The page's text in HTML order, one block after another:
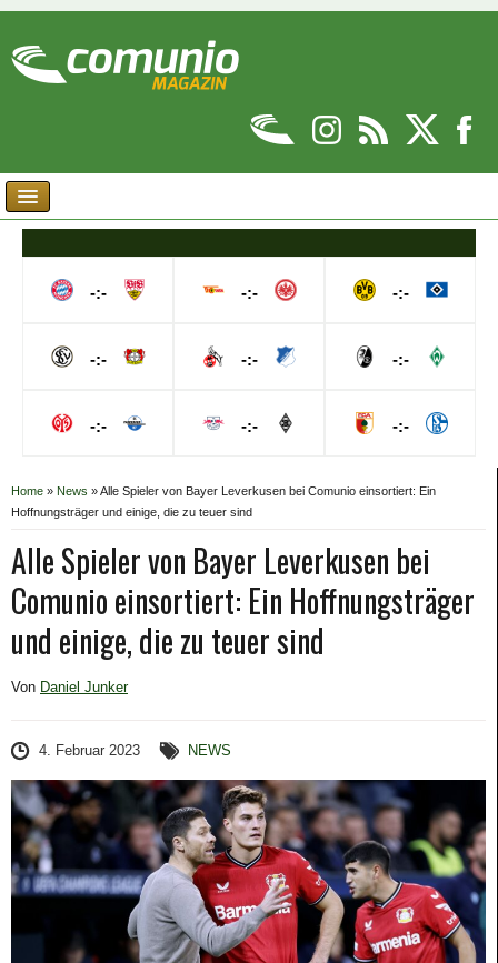
-:-
-:-
-:-
-:-
-:-
-:-
-:-
-:-
-:-
Home » News »Alle Spieler von Bayer Leverkusen bei Comunio einsortiert: Ein
Hoffnungsträger und einige, die zu teuer sind
Alle Spieler von Bayer Leverkusen bei
Comunio einsortiert: Ein Hoffnungsträger
und einige, die zu teuer sind
Von Daniel Junker
4. Februar 2023 NEWS